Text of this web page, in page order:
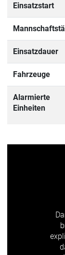
Einsatzstart
Einsatzdauer
Fahrzeuge
Alarmierte
Einheiten